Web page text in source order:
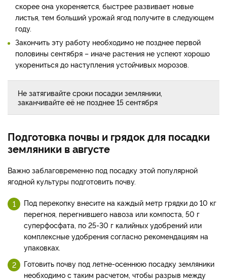
скорее она укореняется, быстрее развивает новые
листья, тем больший урожай ягод получите в следующем
году.
Закончить эту работу необходимо не позднее первой
половины сентября – иначе растения не успеют хорошо
укорениться до наступления устойчивых морозов.
Не затягивайте сроки посадки земляники,
заканчивайте её не позднее 15 сентября
Подготовка почвы и грядок для посадки
земляники в августе
Важно заблаговременно под посадку этой популярной
ягодной культуры подготовить почву.
Под перекопку внесите на каждый метр грядки до 10 кг
перегноя, перегнившего навоза или компоста, 50 г
суперфосфата, по 25-30 г калийных удобрений или
комплексные удобрения согласно рекомендациям на
упаковках.
Готовить почву под летне-осеннюю посадку земляники
необходимо с таким расчетом, чтобы разрыв между